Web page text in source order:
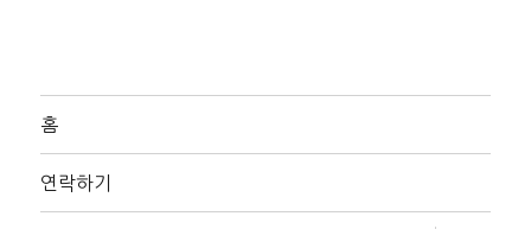
홈
연락하기